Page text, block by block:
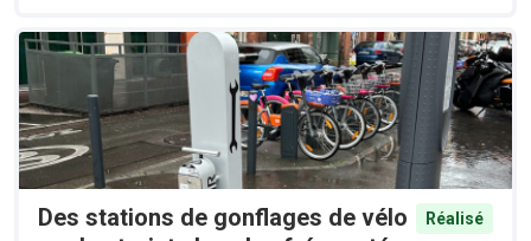
Des stations de gonflages de vélo
Réalisé